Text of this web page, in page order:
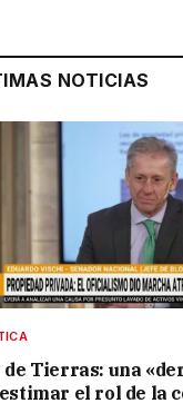
NOTICIAS
de Tierras: una
el rol de la